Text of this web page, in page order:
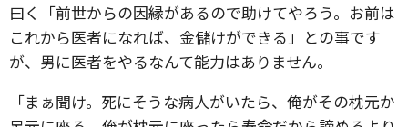
曰く「前世からの因縁があるので助けてやろう。お前は
これから医者になれば、金儲けができる」との事です
が、男に医者をやるなんて能力はありません。
「まぁ聞け。死にそうな病人がいたら、俺がその枕元か